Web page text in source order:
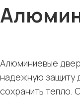
Алюминиевые
надежную защиту
сохранить тепло.